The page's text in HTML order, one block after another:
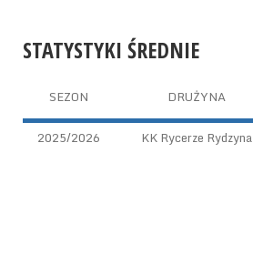
STATYSTYKI ŚREDNIE
SEZON DRUŻYNA
2025/2026 KK Rycerze Rydzyna